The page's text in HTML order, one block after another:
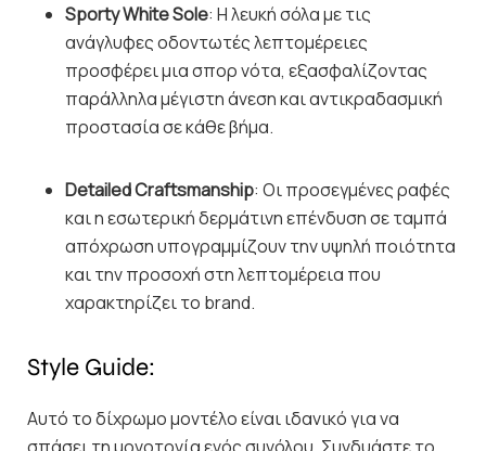
Sporty White Sole: Η λευκή σόλα με τις
ανάγλυφες οδοντωτές λεπτομέρειες
προσφέρει μια σπορ νότα, εξασφαλίζοντας
παράλληλα μέγιστη άνεση και αντικραδασμική
προστασία σε κάθε βήμα.
Detailed Craftsmanship: Οι προσεγμένες ραφές
και η εσωτερική δερμάτινη επένδυση σε ταμπά
απόχρωση υπογραμμίζουν την υψηλή ποιότητα
και την προσοχή στη λεπτομέρεια που
χαρακτηρίζει το brand.
Style Guide:
Αυτό το δίχρωμο μοντέλο είναι ιδανικό για να
σπάσει τη μονοτονία ενός συνόλου. Συνδυάστε το